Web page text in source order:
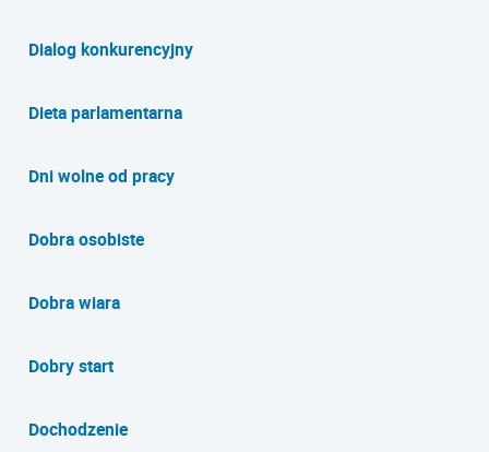
Dialog konkurencyjny
Dieta parlamentarna
Dni wolne od pracy
Dobra osobiste
Dobra wiara
Dobry start
Dochodzenie